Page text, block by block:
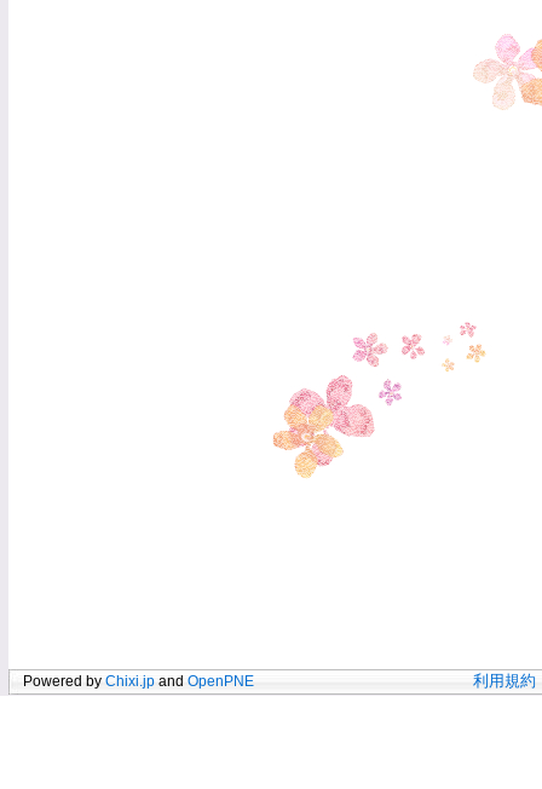
Powered by Chixi.jp and OpenPNE 利用規約